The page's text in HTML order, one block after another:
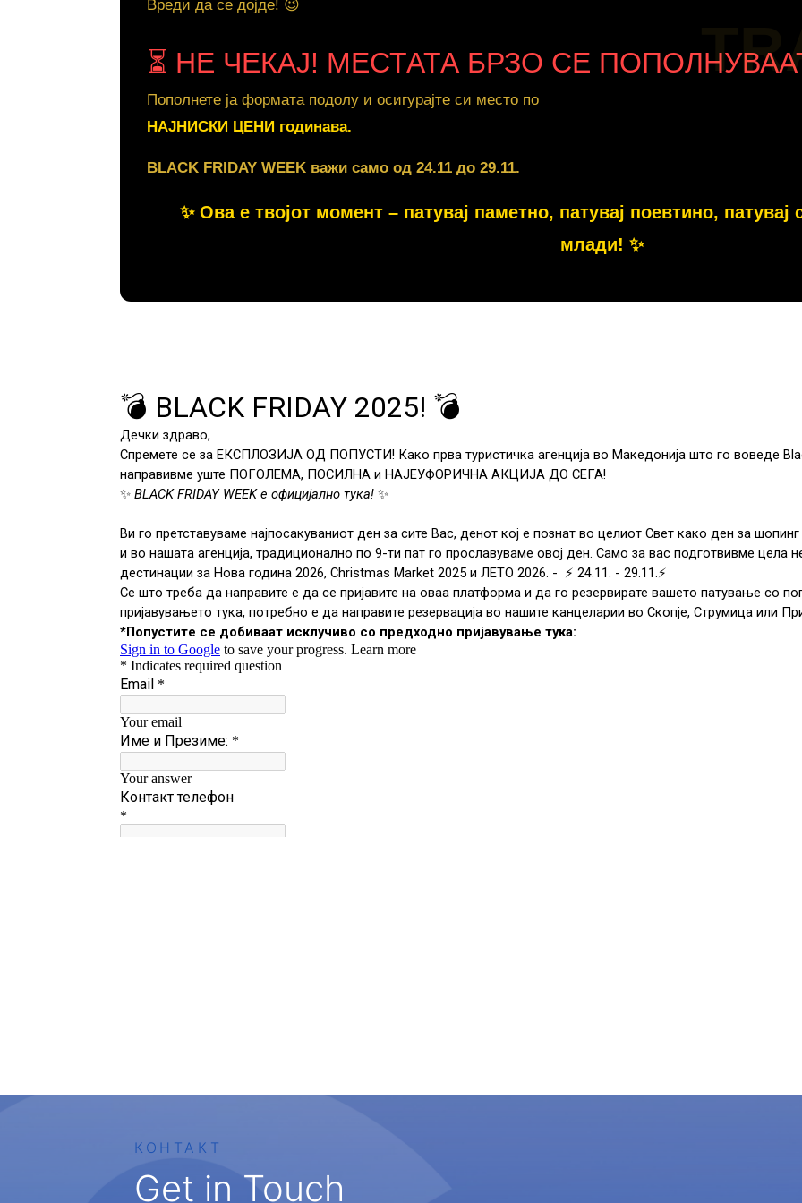
Вреди да се дојде! 😉
⏳ НЕ ЧЕКАЈ! МЕСТАТА БРЗО СЕ
Пополнете ја формата подолу и осигурајте си место по
НАЈНИСКИ ЦЕНИ годинава.
BLACK FRIDAY WEEK важи само од24.11 до 29.11.
✨ Ова е твојот момент – патувај паметно, патувај поевтино, патувај
млади! ✨
КОНТАКТ
Get in Touch